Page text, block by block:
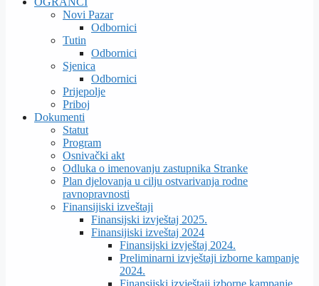
Novi Pazar
Odbornici
Tutin
Odbornici
Sjenica
Odbornici
Prijepolje
Priboj
Dokumenti
Statut
Program
Osnivački akt
Odluka o imenovanju zastupnika Stranke
Plan djelovanja u cilju ostvarivanja rodne
ravnopravnosti
Finansijiski izveštaji
Finansijski izvještaj 2025.
Finansijiski izveštaj 2024
Finansijski izvještaj 2024.
Preliminarni izvještaji izborne kampanje
2024.
Finansijski izvještaji izborne kampanje